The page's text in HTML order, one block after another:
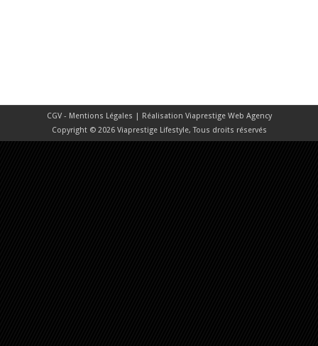
CGV - Mentions Légales | Réalisation Viaprestige Web Agency
Copyright © 2026 Viaprestige Lifestyle, Tous droits réservés